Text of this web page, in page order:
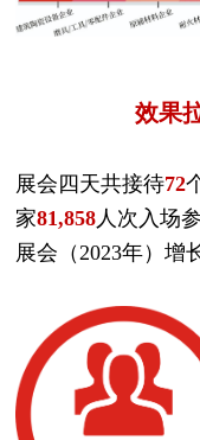
效果
展会四天共接待72
家81,858 人次入场
展会（2023年）增